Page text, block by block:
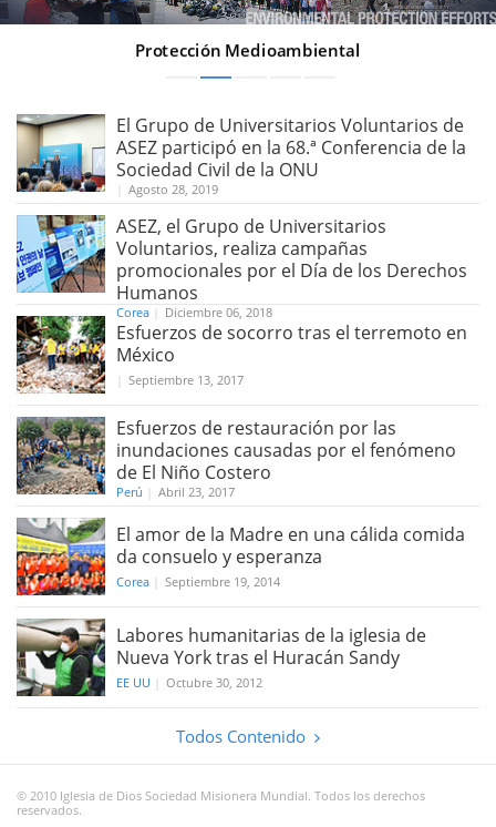
Protección Medioambiental
El Grupo de Universitarios Voluntarios de
ASEZ participó en la 68.ª Conferencia de la
Sociedad Civil de la ONU
Agosto 28, 2019
ASEZ, el Grupo de Universitarios
Voluntarios, realiza campañas
promocionales por el Día de los Derechos
Humanos
Corea Diciembre 06, 2018
Esfuerzos de socorro tras el terremoto en
México
Septiembre 13, 2017
Esfuerzos de restauración por las
inundaciones causadas por el fenómeno
de El Niño Costero
Perú Abril 23, 2017
El amor de la Madre en una cálida comida
da consuelo y esperanza
Corea Septiembre 19, 2014
Labores humanitarias de la iglesia de
Nueva York tras el Huracán Sandy
EE UU Octubre 30, 2012
Todos Contenido
© 2010 Iglesia de Dios Sociedad Misionera Mundial. Todos los derechos
reservados.